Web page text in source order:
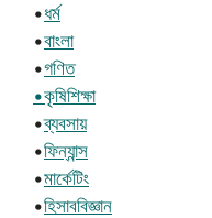
•ধর্ম
•বাংলা
•গণিত
•কৃষিশিক্ষা
•ব্যবসায়
•ফিন্যান্স
•মার্কেটিং
•হিসাববিজ্ঞান